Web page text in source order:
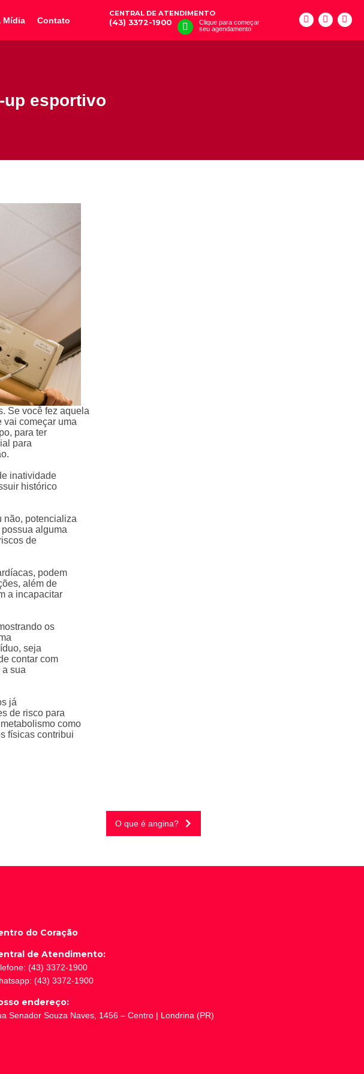
Mídia Contato
CENTRAL DE ATENDIMENTO
(43) 3372-1900
Clique para começar
seu agendamento
up esportivo
Se você fez aquela
vai começar uma
para ter
para
inatividade
histórico
não, potencializa
alguma
de
podem
além de
a incapacitar
os
seja
contar com
sua
já
de risco para
como
físicas contribui
O que é angina?
do Coração
de Atendimento:
(43) 3372-1900
(43) 3372-1900
endereço:
Senador Souza Naves, 1456 – Centro | Londrina (PR)